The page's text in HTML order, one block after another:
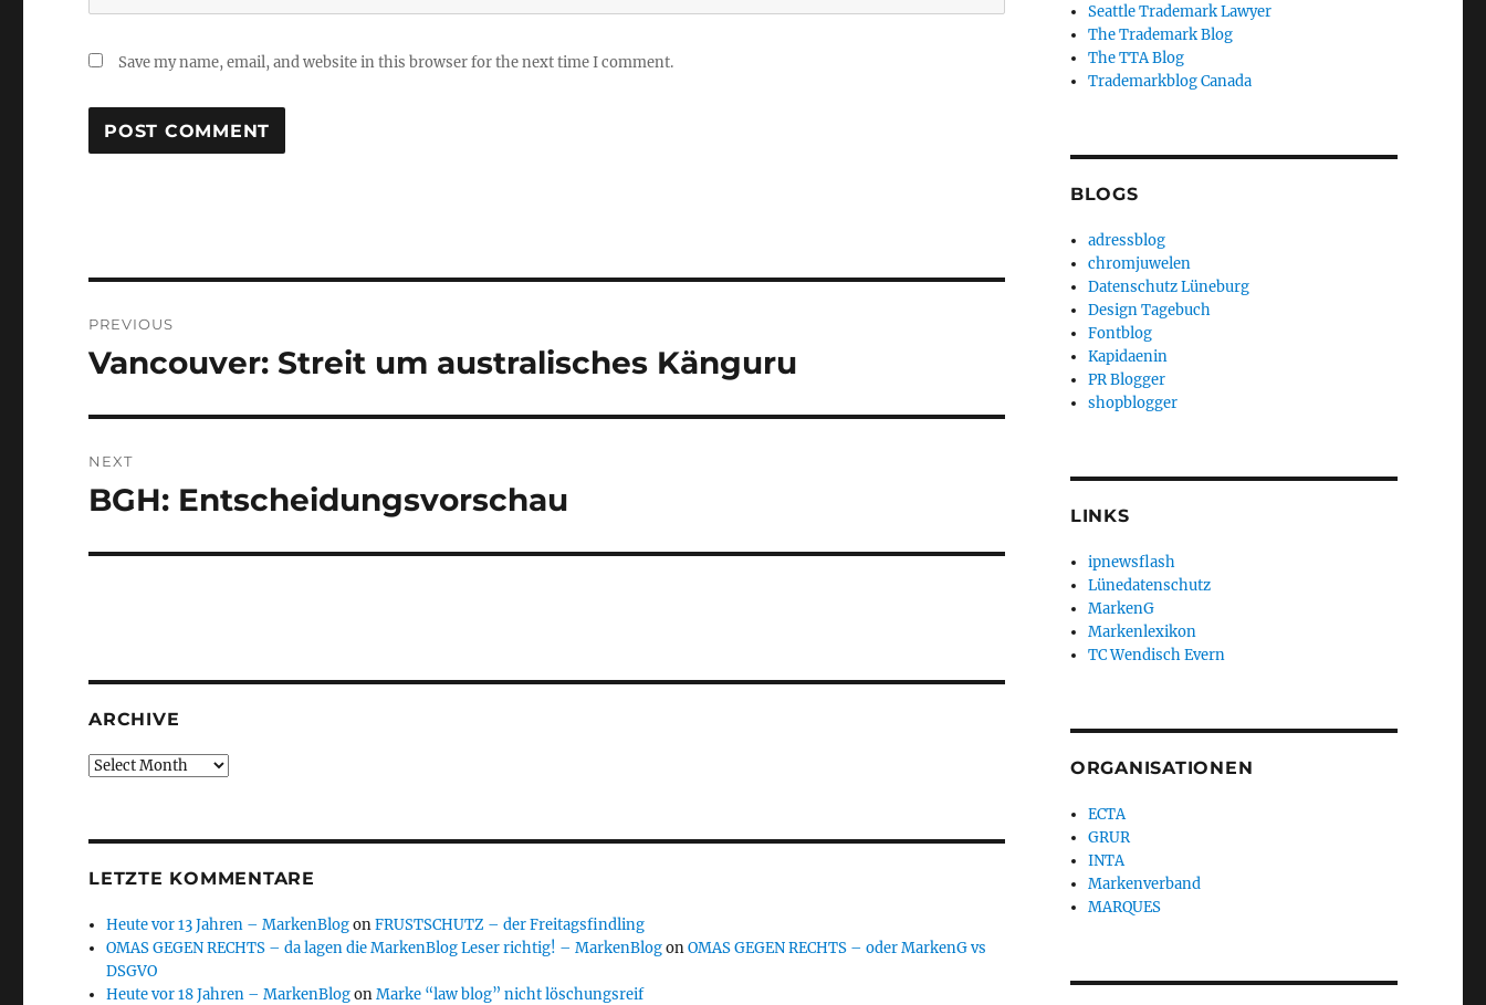
Save my name, email, and website in this browser for the next time I comment.
navigation
PREVIOUS
Previous
Vancouver: Streit um australisches Känguru
NEXT
Next
BGH: Entscheidungsvorschau
ARCHIVE
Archive
LETZTE KOMMENTARE
Heute vor 13 Jahren – MarkenBlogonFRUSTSCHUTZ – der Freitagsfindling
OMAS GEGEN RECHTS – da lagen die MarkenBlog Leser richtig! – MarkenBlogonOMAS GEGEN RECHTS – oder MarkenG vs
DSGVO
Heute vor 18 Jahren – MarkenBlogonMarke “law blog” nicht löschungsreif
Seattle Trademark Lawyer
The Trademark Blog
The TTA Blog
Trademarkblog Canada
BLOGS
adressblog
chromjuwelen
Datenschutz Lüneburg
Design Tagebuch
Fontblog
Kapidaenin
PR Blogger
shopblogger
LINKS
ipnewsflash
Lünedatenschutz
MarkenG
Markenlexikon
TC Wendisch Evern
ORGANISATIONEN
ECTA
GRUR
INTA
Markenverband
MARQUES